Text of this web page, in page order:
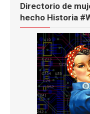
Directorio de
hecho Historia